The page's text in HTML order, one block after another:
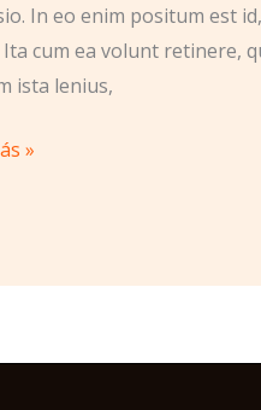
In eo enim positum est
cum ea volunt retinere,
ista lenius,
»